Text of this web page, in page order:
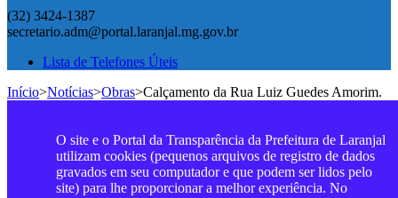
(32) 3424-1387
secretario.adm@portal.laranjal.mg.gov.br
Lista de Telefones Úteis
Início>Notícias>Obras>Calçamento da Rua Luiz Guedes Amorim.
O site e o Portal da Transparência da Prefeitura de Laranjal
utilizam cookies (pequenos arquivos de registro de dados
gravados em seu computador e que podem ser lidos pelo
site) para lhe proporcionar a melhor experiência. No